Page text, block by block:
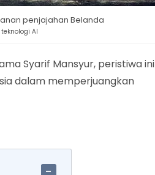
penjajahan Belanda
AI
Syarif Mansyur, peristiwa ini
dalam memperjuangkan